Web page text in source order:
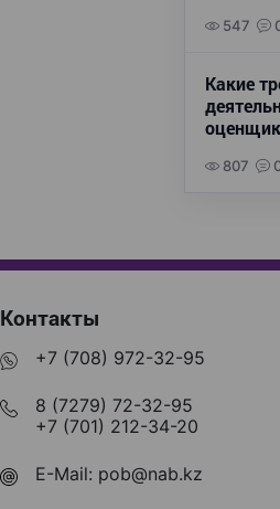
547
Какие
807
Контакты
+7 (708) 972-32-95
8 (7279) 72-32-95
+7 (701) 212-34-20
E-Mail: pob@nab.kz